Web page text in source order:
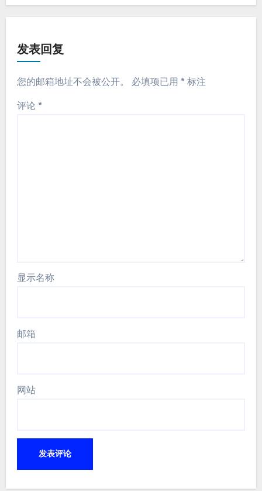
发表回复
您的邮箱地址不会被公开。 必填项已用 * 标注
评论 *
显示名称
邮箱
网站